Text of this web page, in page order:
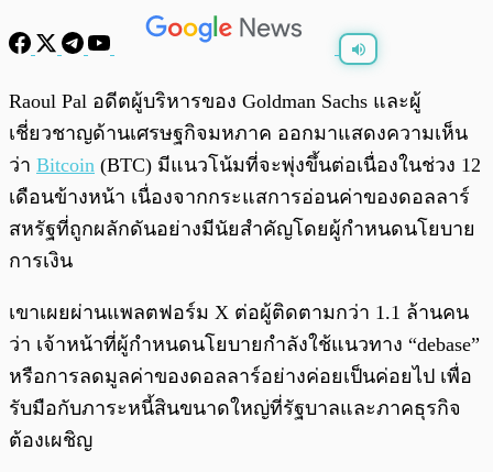
พร้อมเล่น /0:00
Raoul Pal อดีตผู้บริหารของ Goldman Sachs และผู้
เชี่ยวชาญด้านเศรษฐกิจมหภาค ออกมาแสดงความเห็น
ว่า Bitcoin (BTC) มีแนวโน้มที่จะพุ่งขึ้นต่อเนื่องในช่วง 12
เดือนข้างหน้า เนื่องจากกระแสการอ่อนค่าของดอลลาร์
สหรัฐที่ถูกผลักดันอย่างมีนัยสำคัญโดยผู้กำหนดนโยบาย
การเงิน
เขาเผยผ่านแพลตฟอร์ม X ต่อผู้ติดตามกว่า 1.1 ล้านคน
ว่า เจ้าหน้าที่ผู้กำหนดนโยบายกำลังใช้แนวทาง “debase”
หรือการลดมูลค่าของดอลลาร์อย่างค่อยเป็นค่อยไป เพื่อ
รับมือกับภาระหนี้สินขนาดใหญ่ที่รัฐบาลและภาคธุรกิจ
ต้องเผชิญ